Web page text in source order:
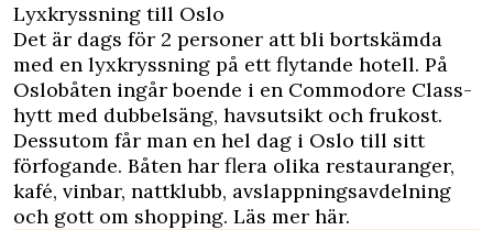
Lyxkryssning till Oslo
Det är dags för 2 personer att bli bortskämda
med en lyxkryssning på ett flytande hotell. På
Oslobåten ingår boende i en Commodore Class-
hytt med dubbelsäng, havsutsikt och frukost.
Dessutom får man en hel dag i Oslo till sitt
förfogande. Båten har flera olika restauranger,
kafé, vinbar, nattklubb, avslappningsavdelning
och gott om shopping. Läs mer här.